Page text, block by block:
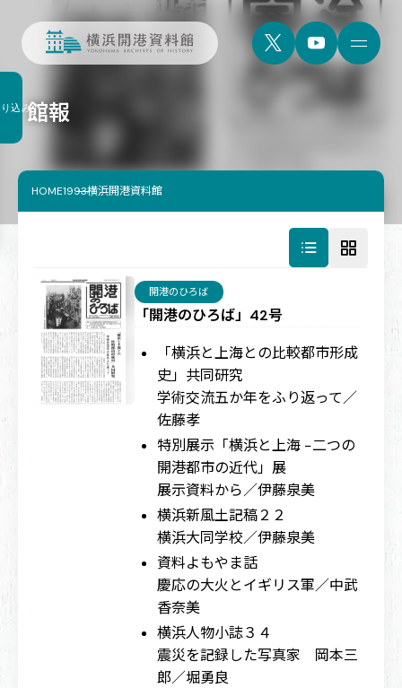
館報
HOME1993横浜開港資料館
「開港のひろば」42号
開港のひろば
「横浜と上海との比較都市形成
史」共同研究
学術交流五か年をふり返って／
佐藤孝
特別展示「横浜と上海 −二つの
開港都市の近代」展
展示資料から／伊藤泉美
横浜新風土記稿２２
横浜大同学校／伊藤泉美
資料よもやま話
慶応の大火とイギリス軍／中武
香奈美
横浜人物小誌３４
震災を記録した写真家 岡本三
郎／堀勇良
込み